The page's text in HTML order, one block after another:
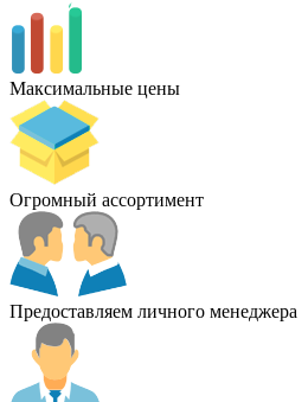
Максимальные цены
Огромный ассортимент
Предоставляем личного менеджера